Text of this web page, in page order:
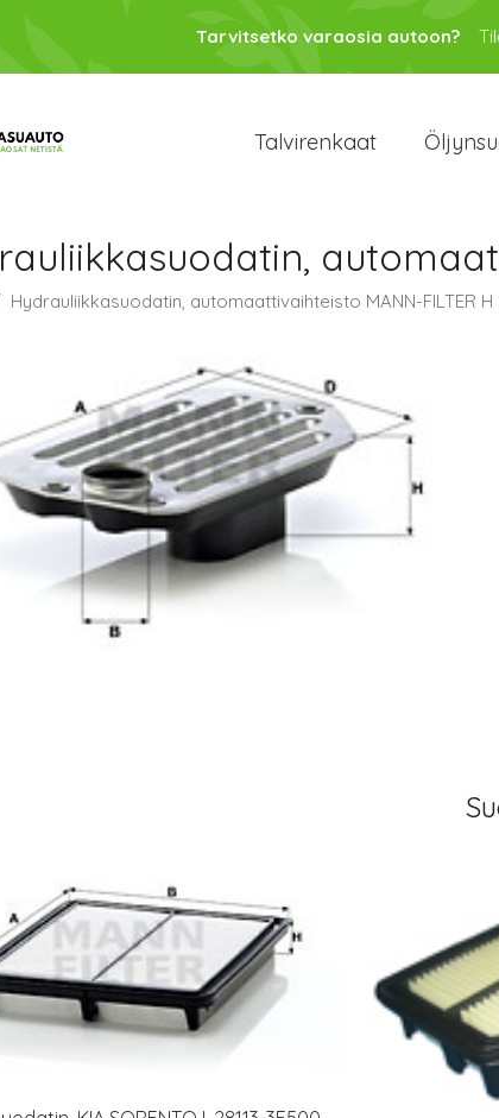
Tarvitsetko varaosia autoon?
Talvirenkaat
Hydrauliikkasuodatin, automaattivaihteisto MANN-FILTER H